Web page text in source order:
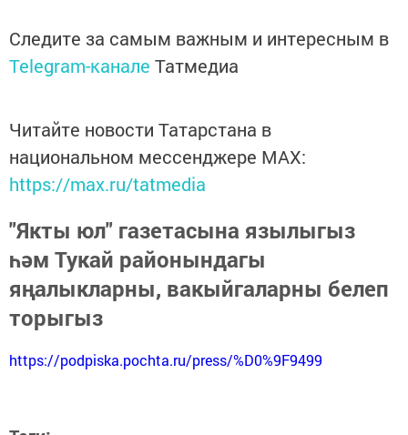
Следите за самым важным и интересным в
Telegram-канале Татмедиа
Читайте новости Татарстана в
национальном мессенджере MАХ:
https://max.ru/tatmedia
"Якты юл" газетасына язылыгыз
һәм Тукай районындагы
яңалыкларны, вакыйгаларны белеп
торыгыз
https://podpiska.pochta.ru/press/%D0%9F9499